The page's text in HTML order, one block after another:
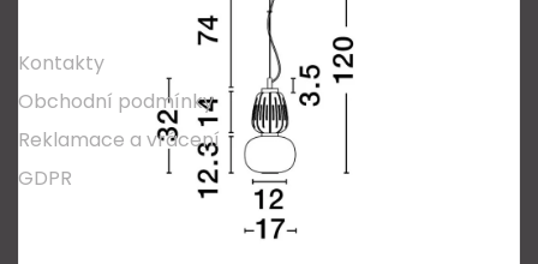
Kontakty
Obchodní podmínky
Reklamace a vrácení
GDPR